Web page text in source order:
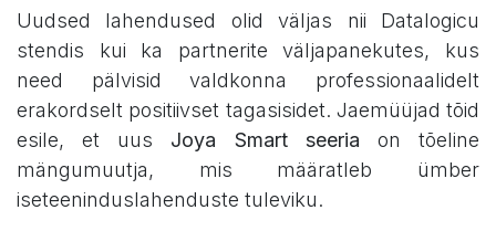
Uudsed lahendused olid väljas nii Datalogicu
stendis kui ka partnerite väljapanekutes, kus
need pälvisid valdkonna professionaalidelt
erakordselt positiivset tagasisidet. Jaemüüjad tõid
esile, et uus Joya Smart seeria on tõeline
mängumuutja, mis määratleb ümber
iseteeninduslahenduste tuleviku.